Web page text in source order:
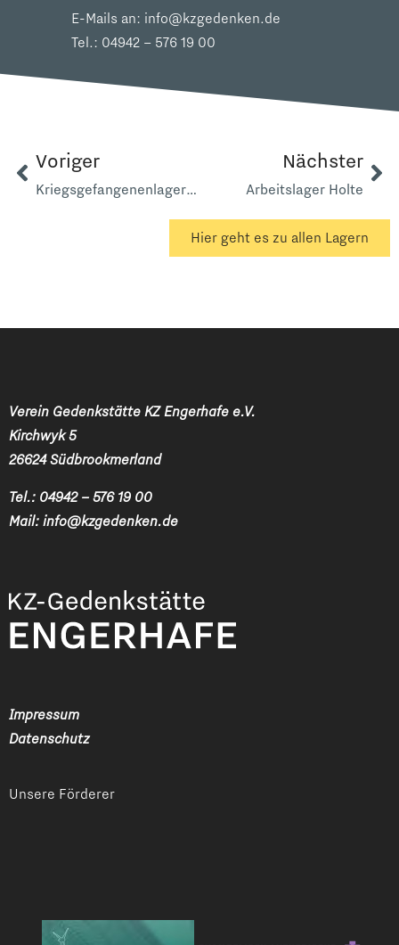
E-Mails an: info@kzgedenken.de
Tel.: 04942 – 576 19 00
Voriger
Kriegsgefangenenlager 5551 Hesel Kreis Leer
Nächster
Arbeitslager Holte
Hier geht es zu allen Lagern
Verein Gedenkstätte KZ Engerhafe e.V.
Kirchwyk 5
26624 Südbrookmerland
Tel.: 04942 – 576 19 00
Mail: info@kzgedenken.de
Impressum
Datenschutz
Unsere Förderer